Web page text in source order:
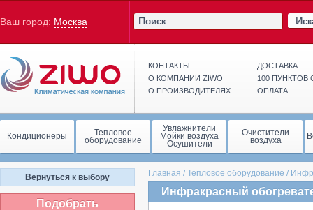
Ваш город: Москва
КОНТАКТЫ
О КОМПАНИИ ZIWO
О ПРОИЗВОДИТЕЛЯХ
ДОСТАВКА
100
ОПЛАТА
Кондиционеры Тепловое
оборудование
Увлажнители
Мойки воздуха
Осушители
Очистители
воздуха
Главная / Тепловое оборудование /
Инфракрасный
Вернуться к выбору
Подобрать